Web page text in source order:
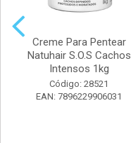
Creme Para Pentear
Natuhair S.O.S Cachos
Intensos 1kg
Código: 28521
EAN: 7896229906031